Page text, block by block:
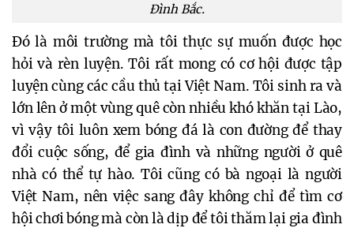
Đình Bắc.
Đó là môi trường mà tôi thực sự muốn được học
hỏi và rèn luyện. Tôi rất mong có cơ hội được tập
luyện cùng các cầu thủ tại Việt Nam. Tôi sinh ra và
lớn lên ở một vùng quê còn nhiều khó khăn tại Lào,
vì vậy tôi luôn xem bóng đá là con đường để thay
đổi cuộc sống, để gia đình và những người ở quê
nhà có thể tự hào. Tôi cũng có bà ngoại là người
Việt Nam, nên việc sang đây không chỉ để tìm cơ
hội chơi bóng mà còn là dịp để tôi thăm lại gia đình